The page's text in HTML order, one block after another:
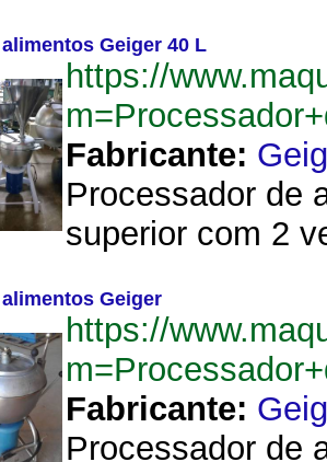
Geiger 40 L
https://
Fabricante:
Processador de
superior com 2
Geiger
https://
Fabricante:
Processador de